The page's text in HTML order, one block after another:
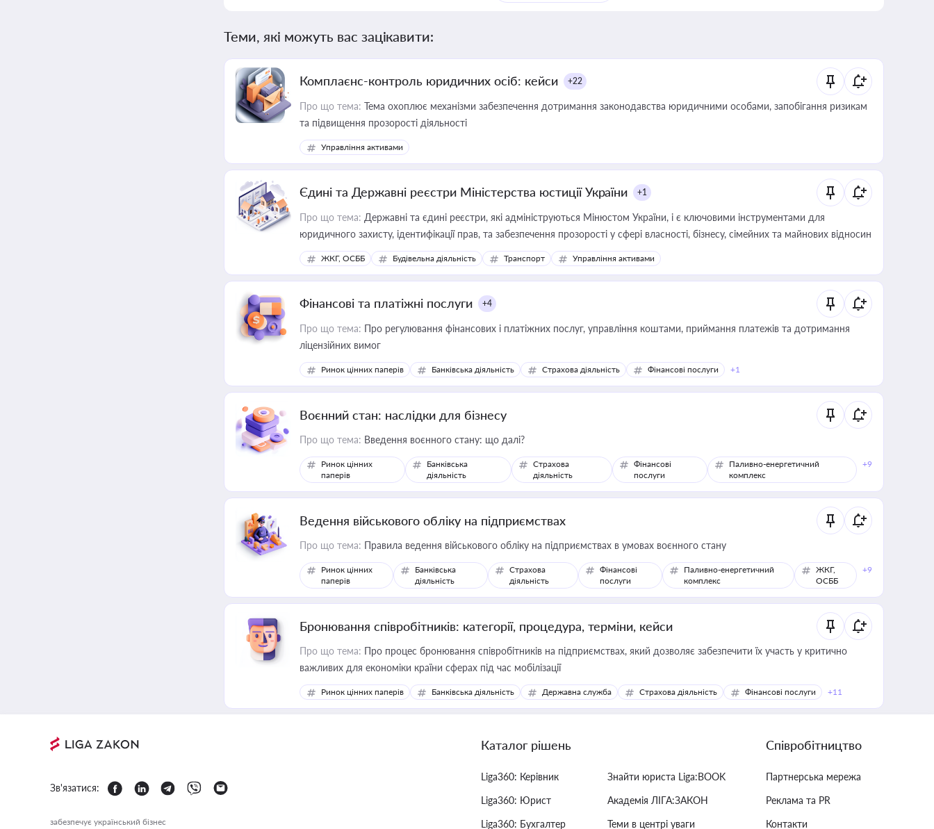
Теми, які можуть вас зацікавити:
Комплаєнс-контроль юридичних осіб: кейси +22
Про що тема: Тема охоплює механізми забезпечення дотримання законодавства юридичними особами, запобігання ризикам
та підвищення прозорості діяльності
Управління активами
Єдині та Державні реєстри Міністерства юстиції України +1
Про що тема: Державні та єдині реєстри, які адмініструються Мінюстом України, і є ключовими інструментами для
юридичного захисту, ідентифікації прав, та забезпечення прозорості у сфері власності, бізнесу, сімейних та майнових відносин
ЖКГ, ОСББ Будівельна діяльність Транспорт Управління активами
Фінансові та платіжні послуги +4
Про що тема: Про регулювання фінансових і платіжних послуг, управління коштами, приймання платежів та дотримання
ліцензійних вимог
Ринок цінних паперів Банківська діяльність Страхова діяльність Фінансові послуги +1
Воєнний стан: наслідки для бізнесу
Про що тема: Введення воєнного стану: що далі?
Ринок цінних
паперів
Банківська
діяльність
Страхова
діяльність
Фінансові
послуги
Паливно-енергетичний
комплекс
+9
Ведення військового обліку на підприємствах
Про що тема: Правила ведення військового обліку на підприємствах в умовах воєнного стану
Ринок цінних
паперів
Банківська
діяльність
Страхова
діяльність
Фінансові
послуги
Паливно-енергетичний
комплекс
ЖКГ,
ОСББ
+9
Бронювання співробітників: категорії, процедура, терміни, кейси
Про що тема: Про процес бронювання співробітників на підприємствах, який дозволяє забезпечити їх участь у критично
важливих для економіки країни сферах під час мобілізації
Ринок цінних паперів Банківська діяльність Державна служба Страхова діяльність Фінансові послуги +11
Зв'язатися:
забезпечує український бізнес
Каталог рішень
Liga360: Керівник
Liga360: Юрист
Liga360: Бухгалтер
Знайти юриста Liga:BOOK
Академія ЛІГА:ЗАКОН
Теми в центрі уваги
Співробітництво
Партнерська мережа
Реклама та PR
Контакти